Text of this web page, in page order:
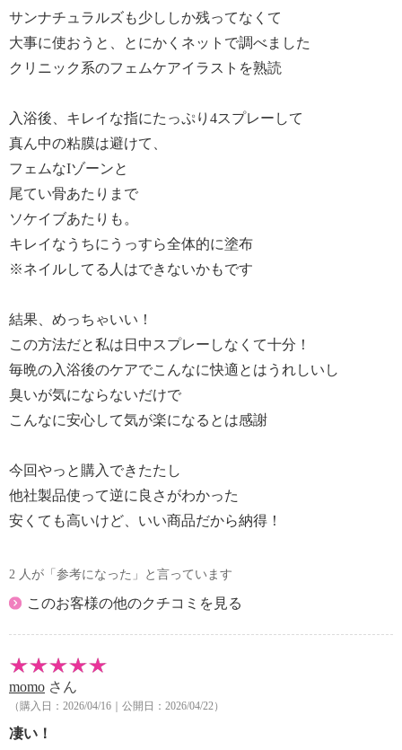
な症状があらわれた場合
・傷やはれもの、しっしん等、異常のある部位にはお
使いにならないでください。
・ご使用後は必ずしっかり蓋を閉めてください。
光や温度変化によって香りや色が変化することがあり
ますが、品質には問題ございません。
・直射日光の当たる場所や、極端に低温、高温多湿の
場所には保管しないでください。
・乳幼児の手の届かない所に保管してください。
・いったん手にとった化粧品は、容器に戻さないでく
ださい。中身が変質することがあります。
スト １００ｍｌ＞
【使用方法】
・２層式になっており、上下によく振ってからお体に
お使いください。
・デリケートゾーンにもお使いいただけます。デリケ
ートゾーンへお使いになる場合には、適量を直接噴霧
※粘膜へのご使用は避けてください。
・水、ラウリン酸ヘキシル、ホホバ種子油、ペンチレ
ングリコール、乳酸桿菌／豆乳発酵液、カミツレ花エ
レモングラス油、ニオイテンジクアオイ油、ユーカリ
クチルドデシル、ＢＧ、ユキノシタエキス、ハトムギ
種子エキス、 乳酸桿菌溶解質、塩化Ｎａ、トコフェ
ロール、デキストリン、クエン酸、クエン酸Ｎａ、ペ
ンテト酸５Ｎａ、フ ェノキシエタノール
【使用上の注意事項】
ください。
サンナチュラルズも少ししか残ってなくて
大事に使おうと、とにかくネットで調べました
クリニック系のフェムケアイラストを熟読
入浴後、キレイな指にたっぷり4スプレーして
真ん中の粘膜は避けて、
フェムなIゾーンと
尾てい骨あたりまで
ソケイブあたりも。
キレイなうちにうっすら全体的に塗布
※ネイルしてる人はできないかもです
結果、めっちゃいい！
この方法だと私は日中スプレーしなくて十分！
毎晩の入浴後のケアでこんなに快適とはうれしいし
臭いが気にならないだけで
こんなに安心して気が楽になるとは感謝
今回やっと購入できたたし
他社製品使って逆に良さがわかった
安くても高いけど、いい商品だから納得！
2 人が「参考になった」と言っています
このお客様の他のクチコミを見る
momo さん
（購入日：2026/04/16｜公開日：2026/04/22）
凄い！